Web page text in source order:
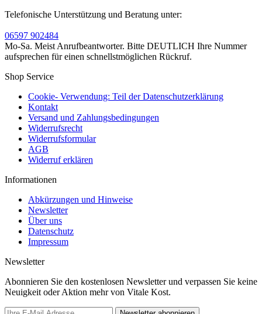
Telefonische Unterstützung und Beratung unter:
06597 902484
Mo-Sa. Meist Anrufbeantworter. Bitte DEUTLICH Ihre Nummer
aufsprechen für einen schnellstmöglichen Rückruf.
Shop Service
Cookie- Verwendung: Teil der Datenschutzerklärung
Kontakt
Versand und Zahlungsbedingungen
Widerrufsrecht
Widerrufsformular
AGB
Widerruf erklären
Informationen
Abkürzungen und Hinweise
Newsletter
Über uns
Datenschutz
Impressum
Newsletter
Abonnieren Sie den kostenlosen Newsletter und verpassen Sie keine
Neuigkeit oder Aktion mehr von Vitale Kost.